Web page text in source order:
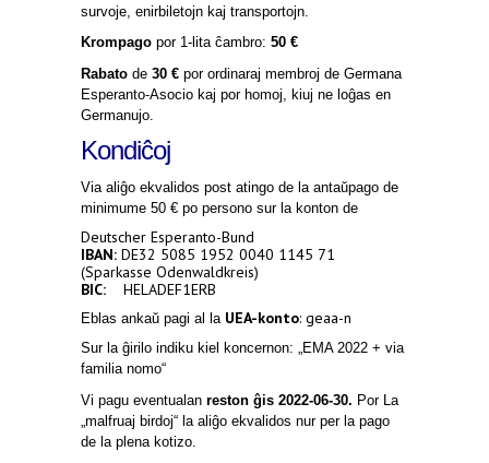
survoje, enirbiletojn kaj transportojn.
Krompago por 1-lita ĉambro: 50 €
Rabato de 30 € por ordinaraj membroj de Germana
Esperanto-Asocio kaj por homoj, kiuj ne loĝas en
Germanujo.
Kondiĉoj
Via aliĝo ekvalidos post atingo de la antaŭpago de
minimume 50 € po persono sur la konton de
Deutscher Esperanto-Bund
IBAN: DE32 5085 1952 0040 1145 71
(Sparkasse Odenwaldkreis)
BIC: HELADEF1ERB
Eblas ankaŭ pagi al laUEA-konto: geaa-n
Sur la ĝirilo indiku kiel koncernon: „EMA 2022 + via
familia nomo“
Vi pagu eventualan reston ĝis 2022-06-30. Por La
„malfruaj birdoj“ la aliĝo ekvalidos nur per la pago
de la plena kotizo.